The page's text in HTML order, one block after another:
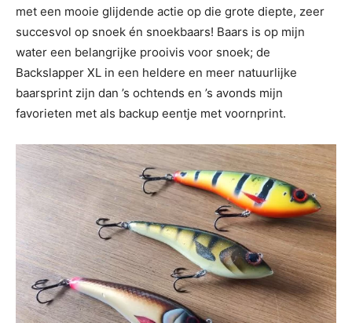
met een mooie glijdende actie op die grote diepte, zeer
succesvol op snoek én snoekbaars! Baars is op mijn
water een belangrijke prooivis voor snoek; de
Backslapper XL in een heldere en meer natuurlijke
baarsprint zijn dan ’s ochtends en ’s avonds mijn
favorieten met als backup eentje met voornprint.